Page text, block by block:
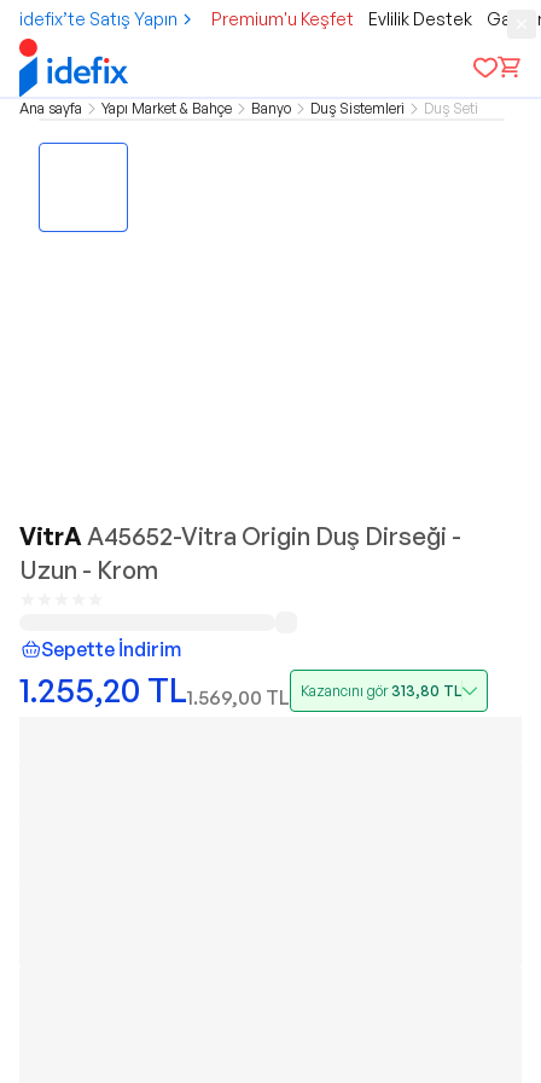
idefix’te Satış Yapın Premium'u Keşfet Evlilik Destek
Ana sayfa Yapı Market & Bahçe Banyo Duş Sistemleri Duş Seti
VitrAA45652-Vitra Origin Duş Dirseği -
Uzun - Krom
Sepette İndirim
1.255,20 TL1.569,00 TL Kazancını gör313,80 TL